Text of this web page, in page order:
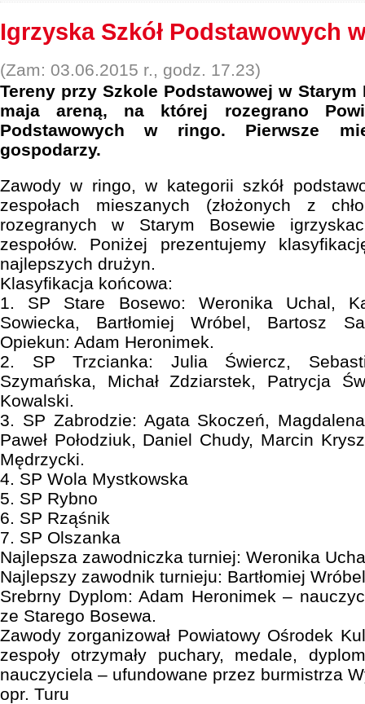
Igrzyska Szkół Podstawowych
(Zam: 03.06.2015 r., godz. 17.23)
Tereny przy Szkole Podstawowej w Starym
maja areną, na której rozegrano
Podstawowych w ringo. Pierwsze
gospodarzy.
Zawody w ringo, w kategorii szkół
zespołach mieszanych (złożonych z
rozegranych w Starym Bosewie
zespołów. Poniżej prezentujemy
najlepszych drużyn.
Klasyfikacja końcowa:
1. SP Stare Bosewo: Weronika Uchal,
Sowiecka, Bartłomiej Wróbel, Bartosz
Opiekun: Adam Heronimek.
2. SP Trzcianka: Julia Świercz,
Szymańska, Michał Zdziarstek, Patrycja
Kowalski.
3. SP Zabrodzie: Agata Skoczeń,
Paweł Połodziuk, Daniel Chudy, Marcin
Mędrzycki.
4. SP Wola Mystkowska
5. SP Rybno
6. SP Rząśnik
7. SP Olszanka
Najlepsza zawodniczka turniej: Weronika
Najlepszy zawodnik turnieju: Bartłomiej
Srebrny Dyplom: Adam Heronimek –
ze Starego Bosewa.
Zawody zorganizował Powiatowy Ośrodek
zespoły otrzymały puchary, medale,
nauczyciela – ufundowane przez burmistrza
opr. Turu